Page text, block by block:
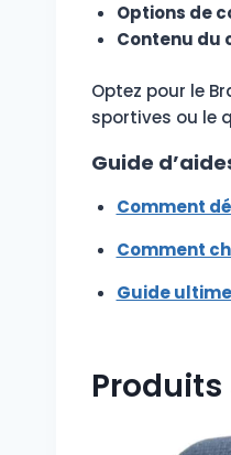
Options de
Contenu du
Optez pour le
sportives ou le
Guide
Comment
Comment
Guide